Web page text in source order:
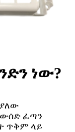
ነው?
ፈጣን
ጥቅም ላይ